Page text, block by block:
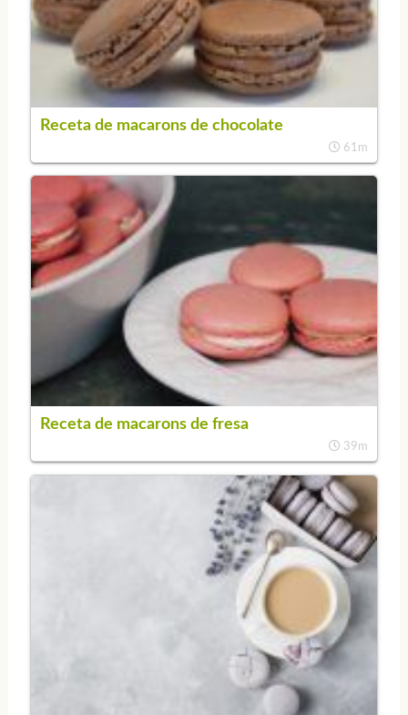
Receta de macarons de chocolate
61m
Receta de macarons de fresa
39m